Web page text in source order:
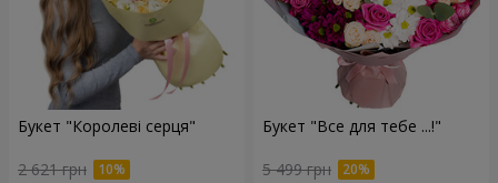
Букет "Королеві серця"
2 621 грн
Букет "Все для тебе ...!"
5 499 грн